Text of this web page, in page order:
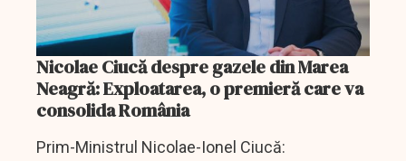
Nicolae Ciucă despre gazele din Marea
Neagră: Exploatarea, o premieră care va
consolida România
Prim-Ministrul Nicolae-Ionel Ciucă: